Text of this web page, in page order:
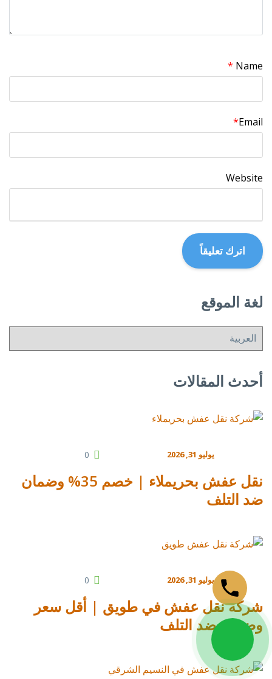
Name
*
Email
*
Website
لغة الموقع
أحدث المقالات
يوليو 31, 2026 0
نقل عفش بحريملاء | خصم 35% وضمان
ضد التلف
يوليو 31, 2026 0
شركة نقل عفش في طويق | أقل سعر
وضمان ضد التلف